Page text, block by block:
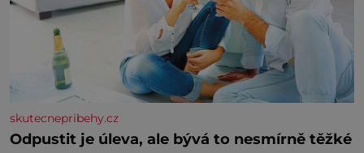
skutecnepribehy.cz
Odpustit je úleva, ale bývá to nesmírně těžké